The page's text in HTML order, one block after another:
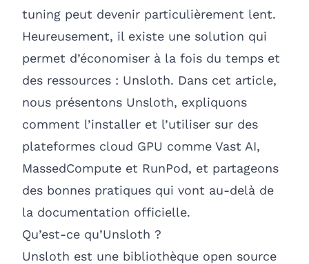
tuning peut devenir particulièrement lent.
Heureusement, il existe une solution qui
permet d’économiser à la fois du temps et
des ressources : Unsloth. Dans cet article,
nous présentons Unsloth, expliquons
comment l’installer et l’utiliser sur des
plateformes cloud GPU comme Vast AI,
MassedCompute et RunPod, et partageons
des bonnes pratiques qui vont au-delà de
la documentation officielle.
Qu’est-ce qu’Unsloth ?
Unsloth est une bibliothèque open source